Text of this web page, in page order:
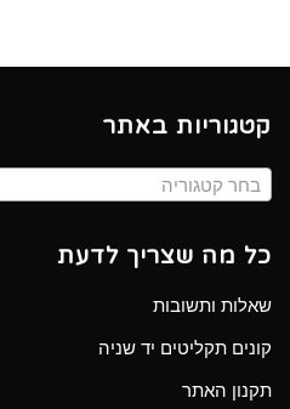
קטגוריות באתר
בחר קטגוריה
כל מה שצריך לדעת
שאלות ותשובות
קונים תקליטים יד שניה
תקנון האתר